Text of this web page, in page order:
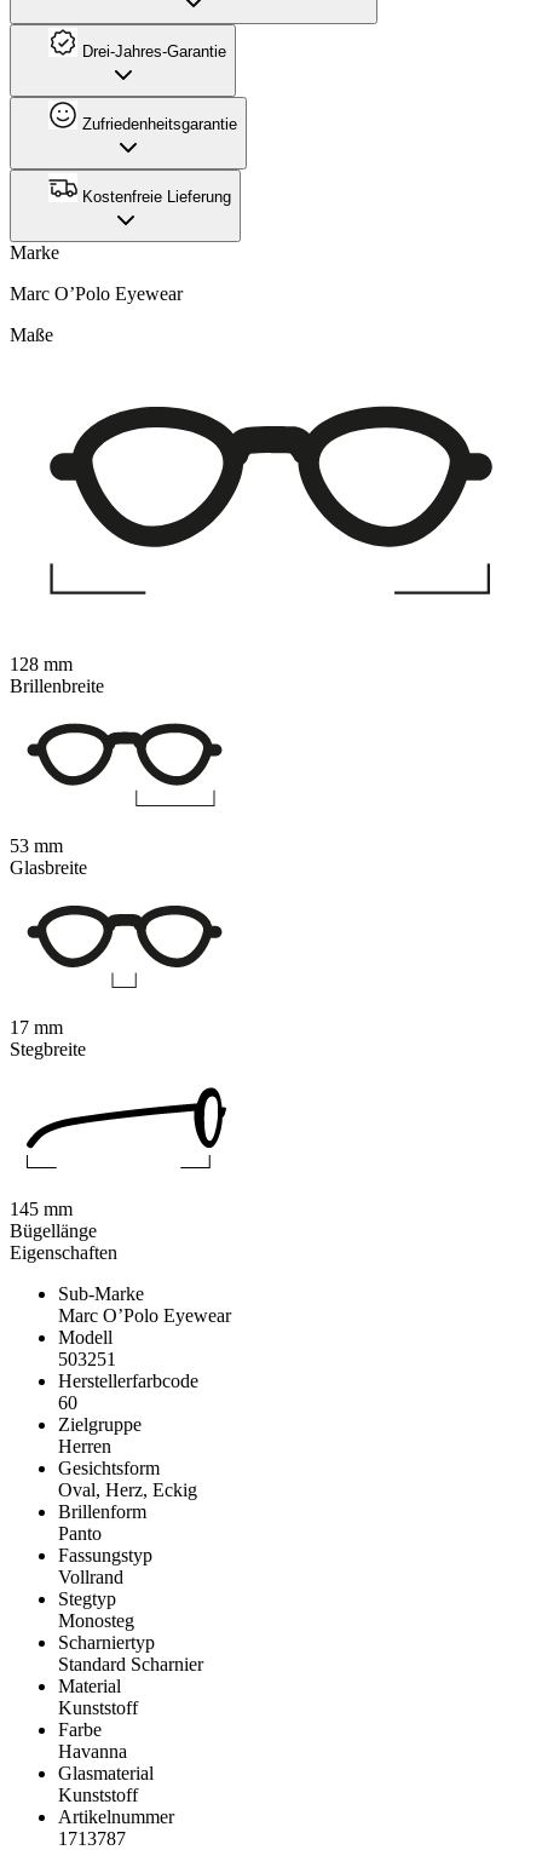
Drei-Jahres-Garantie
Zufriedenheitsgarantie
Kostenfreie Lieferung
Marke
Marc O’Polo Eyewear
Eigenschaften
Sub-Marke
Marc O’Polo Eyewear
Modell
503251
Herstellerfarbcode
60
Zielgruppe
Herren
Gesichtsform
Oval, Herz, Eckig
Brillenform
Panto
Fassungstyp
Vollrand
Stegtyp
Monosteg
Scharniertyp
Standard Scharnier
Material
Kunststoff
Farbe
Havanna
Glasmaterial
Kunststoff
Artikelnummer
1713787
Maße
128 mm
Brillenbreite
53 mm
Glasbreite
17 mm
Stegbreite
145 mm
Bügellänge